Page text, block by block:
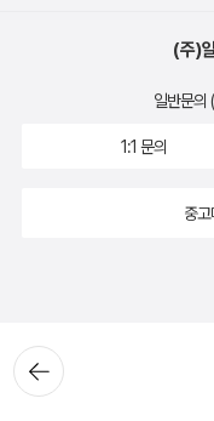
뒤로가
기
(주)
일반문의
1:1 문의
중